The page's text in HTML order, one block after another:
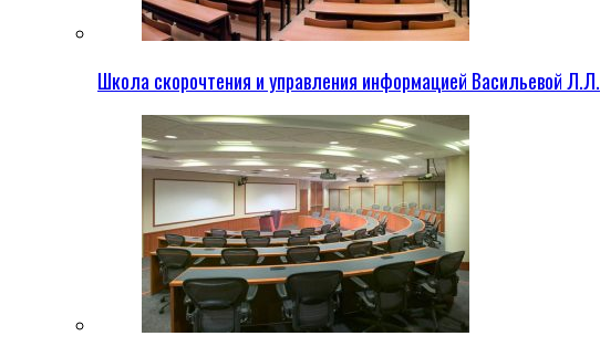
Школа скорочтения и управления информацией Васильевой Л.Л.